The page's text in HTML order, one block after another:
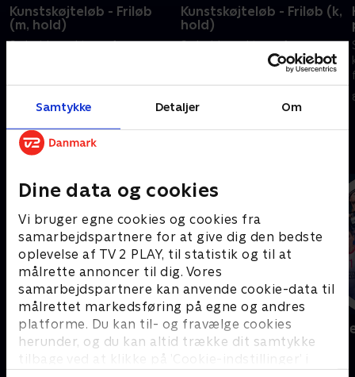
Samtykke Detaljer Om
Dine data og cookies
Vi bruger egne cookies og cookies fra
samarbejdspartnere for at give dig den bedste
oplevelse af TV 2 PLAY, til statistik og til at
målrette annoncer til dig. Vores
samarbejdspartnere kan anvende cookie-data til
målrettet markedsføring på egne og andres
platforme. Du kan til- og fravælge cookies
herunder, og du kan altid trække dit samtykke
tilbage ved at klikke på ’Cookie-indstillinger’ i
Kunstskøjteløb - Friløb
(m, hold)
Se højdepunkterne fra
Kunstskøjteløb - Friløb (k,
hold)
Se højdepunkterne fra
kunstskøjteløb - her med friløb
Andre så også
Sport Fokus
Sport Sport